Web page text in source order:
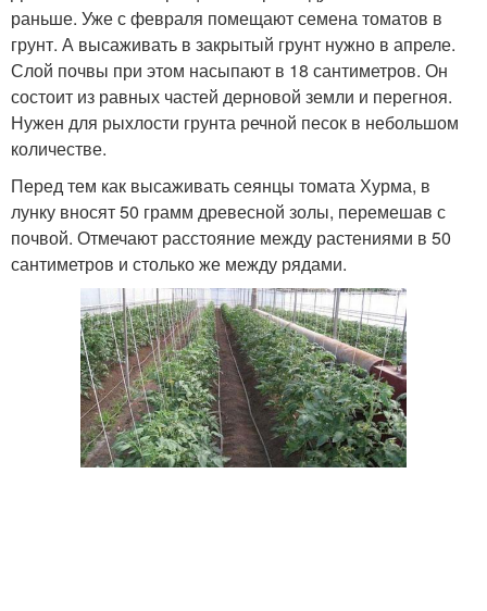
раньше. Уже с февраля помещают семена томатов в
грунт. А высаживать в закрытый грунт нужно в апреле.
Слой почвы при этом насыпают в 18 сантиметров. Он
состоит из равных частей дерновой земли и перегноя.
Нужен для рыхлости грунта речной песок в небольшом
количестве.
Перед тем как высаживать сеянцы томата Хурма, в
лунку вносят 50 грамм древесной золы, перемешав с
почвой. Отмечают расстояние между растениями в 50
сантиметров и столько же между рядами.